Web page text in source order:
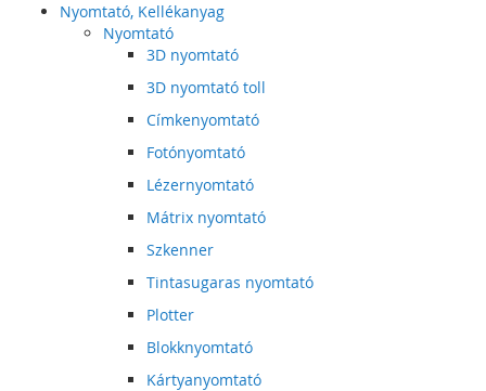
Nyomtató, Kellékanyag
Nyomtató
3D nyomtató
3D nyomtató toll
Címkenyomtató
Fotónyomtató
Lézernyomtató
Mátrix nyomtató
Szkenner
Tintasugaras nyomtató
Plotter
Blokknyomtató
Kártyanyomtató